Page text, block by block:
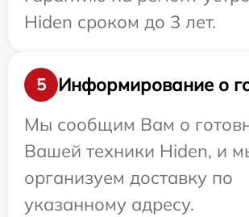
Hiden сроком до 3 лет.
5
Информирование о
Мы сообщим Вам о
Вашей техники Hiden, и
организуем доставку по
указанному адресу.